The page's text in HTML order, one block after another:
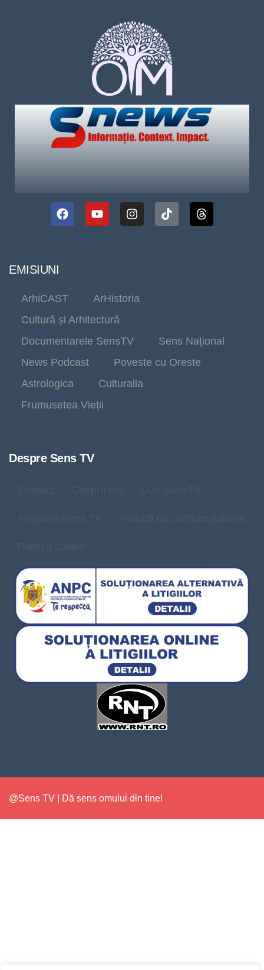
EMISIUNI
ArhiCAST
ArHistoria
Cultură și Arhitectură
Documentarele SensTV
Sens Național
News Podcast
Poveste cu Oreste
Astrologica
Culturalia
Frumusetea Vieții
Despre Sens TV
@Sens TV | Dă sens omului din tine!